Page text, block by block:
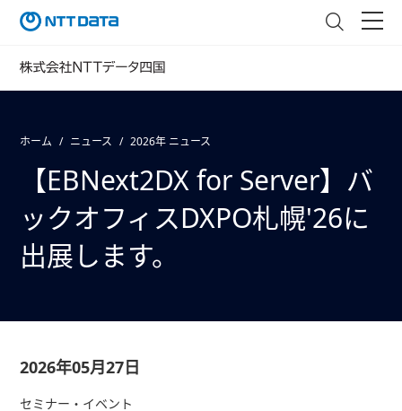
ホーム ニュース 2026年 ニュース
【EBNext2DX for Server】バ
ックオフィスDXPO札幌'26に
出展します。
2026年05月27日
セミナー・イベント